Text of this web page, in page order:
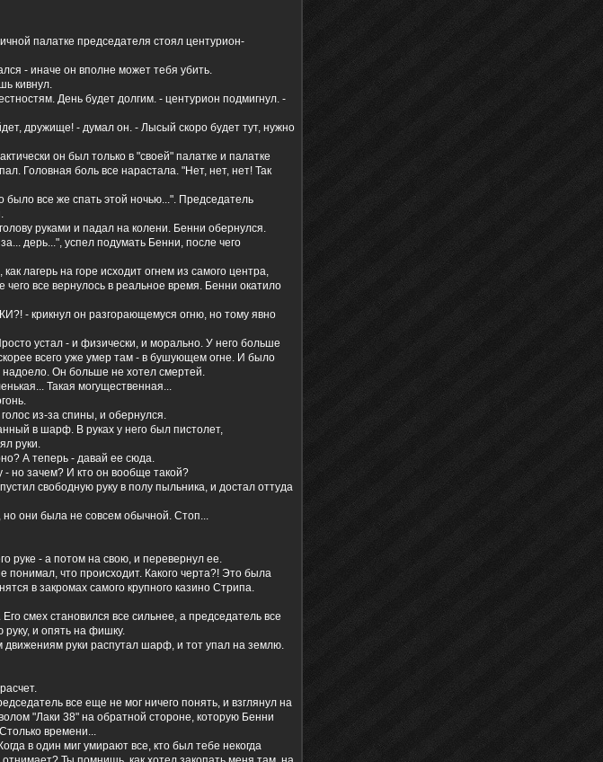
палатке председателя стоял центурион-
- иначе он вполне может тебя убить.
кивнул.
День будет долгим. - центурион подмигнул. -
дружище! - думал он. - Лысый скоро будет тут, нужно
он был только в "своей" палатке и палатке
Головная боль все нарастала. "Нет, нет, нет! Так
все же спать этой ночью...". Председатель
руками и падал на колени. Бенни обернулся.
дерь...", успел подумать Бенни, после чего
лагерь на горе исходит огнем из самого центра,
чего все вернулось в реальное время. Бенни окатило
он разгорающемуся огню, но тому явно
устал - и физически, и морально. У него больше
всего уже умер там - в бушующем огне. И было
надоело. Он больше не хотел смертей.
Такая могущественная...
из-за спины, и обернулся.
в шарф. В руках у него был пистолет,
руки.
А теперь - давай ее сюда.
но зачем? И кто он вообще такой?
свободную руку в полу пыльника, и достал оттуда
но они была не совсем обычной. Стоп...
руке - а потом на свою, и перевернул ее.
что происходит. Какого черта?! Это была
в закромах самого крупного казино Стрипа.
смех становился все сильнее, а председатель все
руку, и опять на фишку.
движениям руки распутал шарф, и тот упал на землю.
все еще не мог ничего понять, и взглянул на
"Лаки 38" на обратной стороне, которую Бенни
времени...
в один миг умирают все, кто был тебе некогда